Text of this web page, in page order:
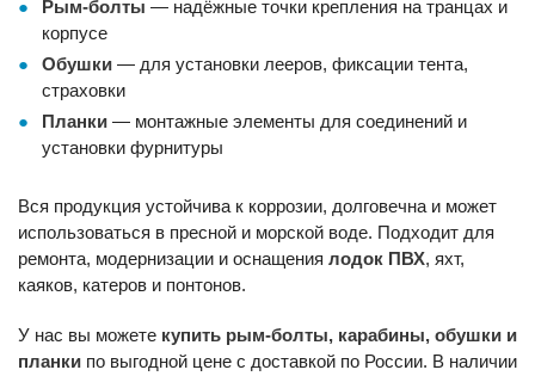
Рым-болты — надёжные точки крепления на транцах и
корпусе
Обушки — для установки лееров, фиксации тента,
страховки
Планки — монтажные элементы для соединений и
установки фурнитуры
Вся продукция устойчива к коррозии, долговечна и может
использоваться в пресной и морской воде. Подходит для
ремонта, модернизации и оснащения лодок ПВХ, яхт,
каяков, катеров и понтонов.
У нас вы можете купить рым-болты, карабины, обушки и
планки по выгодной цене с доставкой по России. В наличии